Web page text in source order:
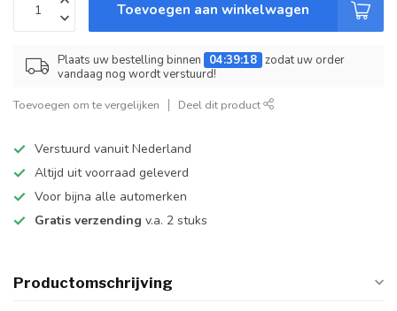
Toevoegen aan winkelwagen
Plaats uw bestelling binnen 04:39:18 zodat uw order
vandaag nog wordt verstuurd!
Toevoegen om te vergelijken Deel dit product
Verstuurd vanuit Nederland
Altijd uit voorraad geleverd
Voor bijna alle automerken
Gratis verzending v.a. 2 stuks
Productomschrijving